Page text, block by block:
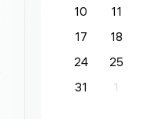
10
11
17
18
24
25
31
1